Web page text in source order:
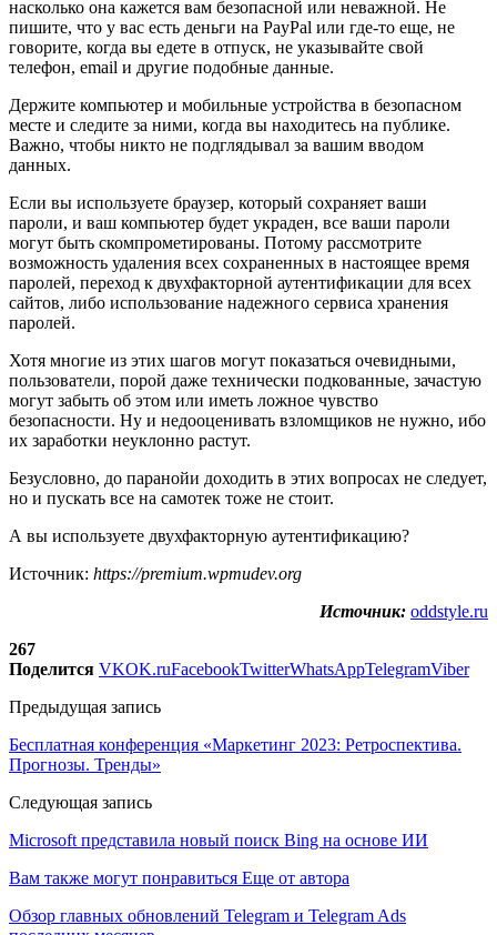
насколько она кажется вам безопасной или неважной. Не
пишите, что у вас есть деньги на PayPal или где-то еще, не
говорите, когда вы едете в отпуск, не указывайте свой
телефон, email и другие подобные данные.
Держите компьютер и мобильные устройства в безопасном
месте и следите за ними, когда вы находитесь на публике.
Важно, чтобы никто не подглядывал за вашим вводом
данных.
Если вы используете браузер, который сохраняет ваши
пароли, и ваш компьютер будет украден, все ваши пароли
могут быть скомпрометированы. Потому рассмотрите
возможность удаления всех сохраненных в настоящее время
паролей, переход к двухфакторной аутентификации для всех
сайтов, либо использование надежного сервиса хранения
паролей.
Хотя многие из этих шагов могут показаться очевидными,
пользователи, порой даже технически подкованные, зачастую
могут забыть об этом или иметь ложное чувство
безопасности. Ну и недооценивать взломщиков не нужно, ибо
их заработки неуклонно растут.
Безусловно, до паранойи доходить в этих вопросах не следует,
но и пускать все на самотек тоже не стоит.
А вы используете двухфакторную аутентификацию?
Источник: https://premium.wpmudev.org
Источник: oddstyle.ru
267
Поделится VKOK.ruFacebookTwitterWhatsAppTelegramViber
Предыдущая запись
Бесплатная конференция «Маркетинг 2023: Ретроспектива.
Прогнозы. Тренды»
Следующая запись
Microsoft представила новый поиск Bing на основе ИИ
Вам также могут понравиться Еще от автора
Обзор главных обновлений Telegram и Telegram Ads